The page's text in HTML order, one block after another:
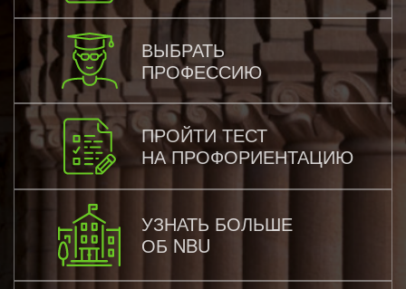
ВЫБРАТЬ
ПРОФЕССИЮ
ПРОЙТИ ТЕСТ
НА ПРОФОРИЕНТАЦИЮ
УЗНАТЬ БОЛЬШЕ
ОБ NBU